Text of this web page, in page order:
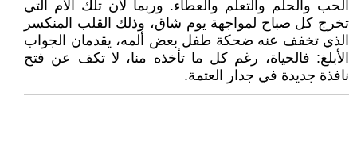
الحب والحلم والتعلم والعطاء. وربما لأن تلك الأم التي
تخرج كل صباح لمواجهة يوم شاق، وذلك القلب المنكسر
الذي تخفف عنه ضحكة طفل بعض ألمه، يقدمان الجواب
الأبلغ: فالحياة، رغم كل ما تأخذه منا، لا تكف عن فتح
نافذة جديدة في جدار العتمة.